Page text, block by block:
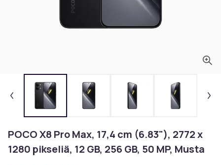
POCO X8 Pro Max, 17,4 cm (6.83"), 2772 x
1280 pikseliä, 12 GB, 256 GB, 50 MP, Musta